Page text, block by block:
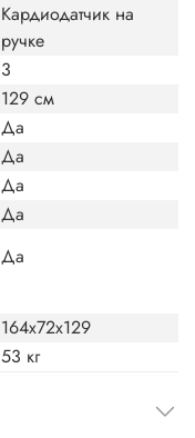
Кардиодатчик на
ручке
3
129 см
Да
Да
Да
Да
Да
164x72x129
53 кг